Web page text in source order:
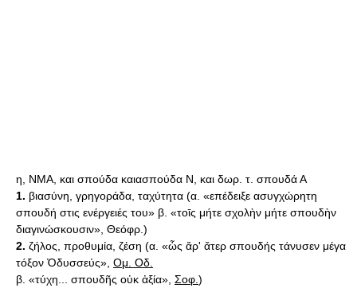
η, ΝΜΑ, και σπούδα καιασπούδα Ν, και δωρ. τ. σπουδά Α
1. βιασύνη, γρηγοράδα, ταχύτητα (α. «επέδειξε ασυγχώρητη
σπουδή στις ενέργειές του» β. «τοῑς μήτε σχολὴν μήτε σπουδὴν
διαγινώσκουσιν», Θεόφρ.)
2. ζήλος, προθυμία, ζέση (α. «ὧς ἄρ' ἄτερ σπουδής τάνυσεν μέγα
τόξον Ὀδυσσεύς», Ομ. Οδ.
β. «τύχη... σπουδῆς οὐκ ἀξία», Σοφ. )